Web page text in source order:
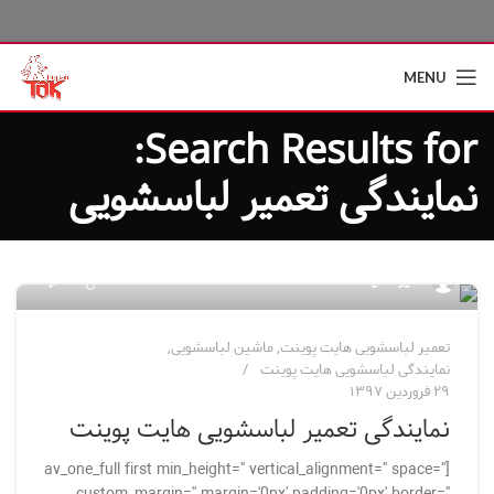
MENU
Search Results for:
نمایندگی تعمیر لباسشویی
مدیر سایت
تعمیر لباسشویی هایت پوینت,ماشین لباسشویی,
نمایندگی لباسشویی هایت پوینت
۲۹ فروردین ۱۳۹۷
نمایندگی تعمیر لباسشویی هایت پوینت
[av_one_full first min_height='' vertical_alignment='' space=''